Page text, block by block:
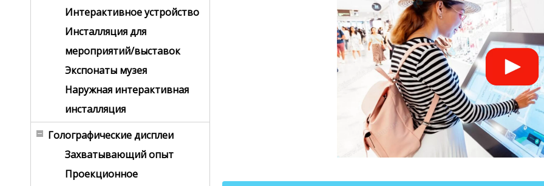
Интерактивное устройство
Инсталляция для
мероприятий/выставок
Экспонаты музея
Наружная интерактивная
инсталляция
Голографические дисплеи
Захватывающий опыт
Проекционное